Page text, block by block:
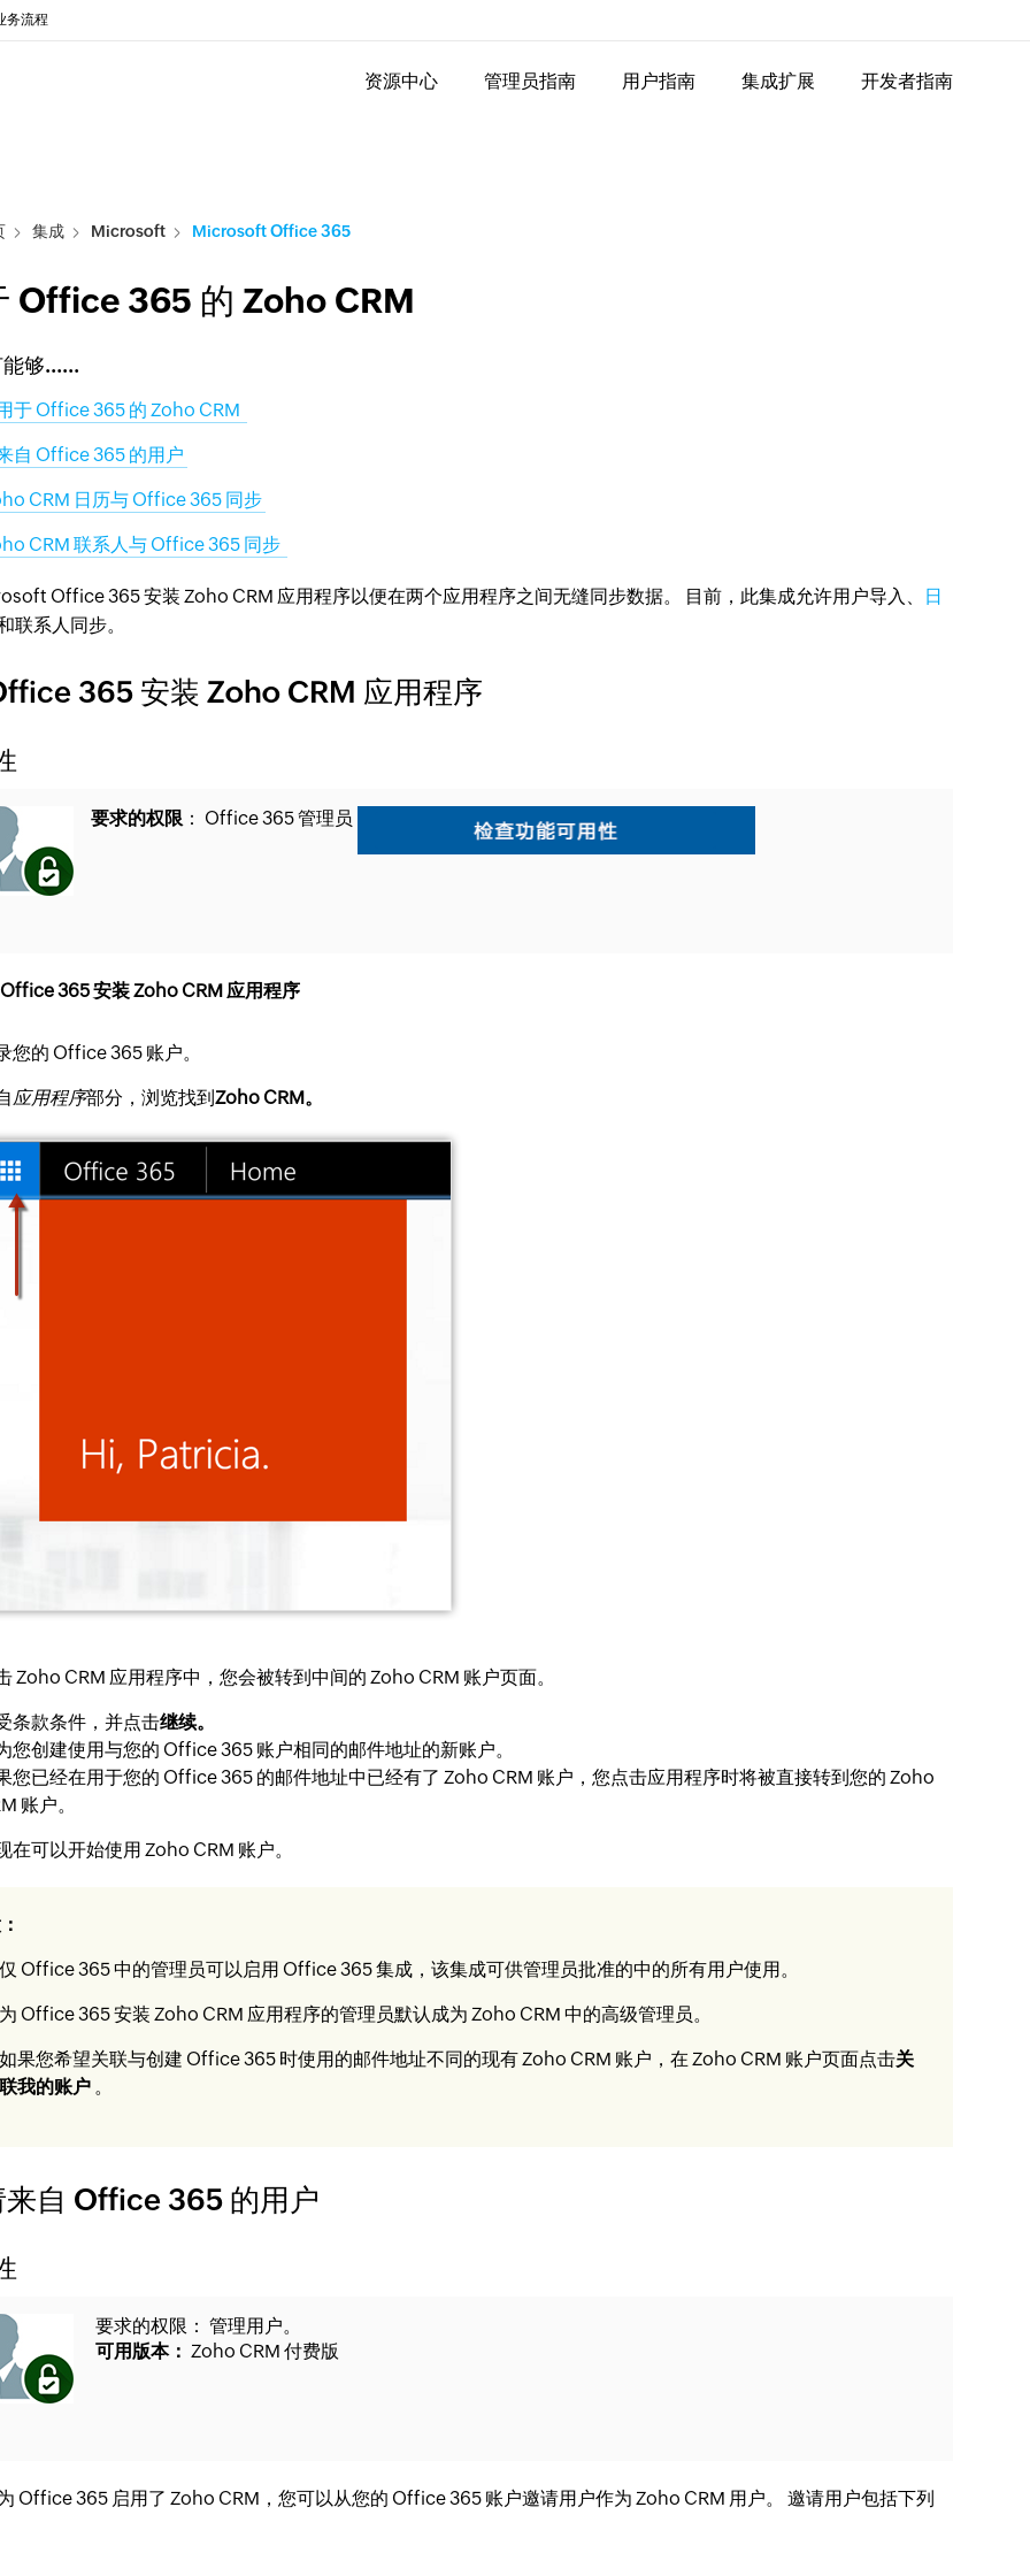
务流程
资源中心 管理员指南 用户指南 集成扩展 开发者指南
集成 Microsoft Microsoft Office 365
Office 365 的 Zoho CRM
能够……
于 Office 365 的 Zoho CRM
自 Office 365 的用户
CRM 日历与 Office 365 同步
CRM 联系人与 Office 365 同步
Office 365 安装 Zoho CRM 应用程序以便在两个应用程序之间无缝同步数据。 目前，此集成允许用户导入、 日
联系人同步。
365 安装 Zoho CRM 应用程序
要求的权限 ： Office 365 管理员
365 安装 Zoho CRM 应用程序
您的 Office 365 账户。
应用程序部分，浏览找到Zoho CRM。
Zoho CRM 应用程序中，您会被转到中间的 Zoho CRM 账户页面。
条款条件，并点击继续。
您创建使用与您的 Office 365 账户相同的邮件地址的新账户。
您已经在用于您的 Office 365 的邮件地址中已经有了 Zoho CRM 账户，您点击应用程序时将被直接转到您的 Zoho
账户。
在可以开始使用 Zoho CRM 账户。
仅 Office 365 中的管理员可以启用 Office 365 集成，该集成可供管理员批准的中的所有用户使用。
为 Office 365 安装 Zoho CRM 应用程序的管理员默认成为 Zoho CRM 中的高级管理员。
如果您希望关联与创建 Office 365 时使用的邮件地址不同的现有 Zoho CRM 账户，在 Zoho CRM 账户页面点击关
联我的账户 。
来自 Office 365 的用户
要求的权限： 管理用户。
可用版本： Zoho CRM 付费版
Office 365 启用了 Zoho CRM，您可以从您的 Office 365 账户邀请用户作为 Zoho CRM 用户。 邀请用户包括下列